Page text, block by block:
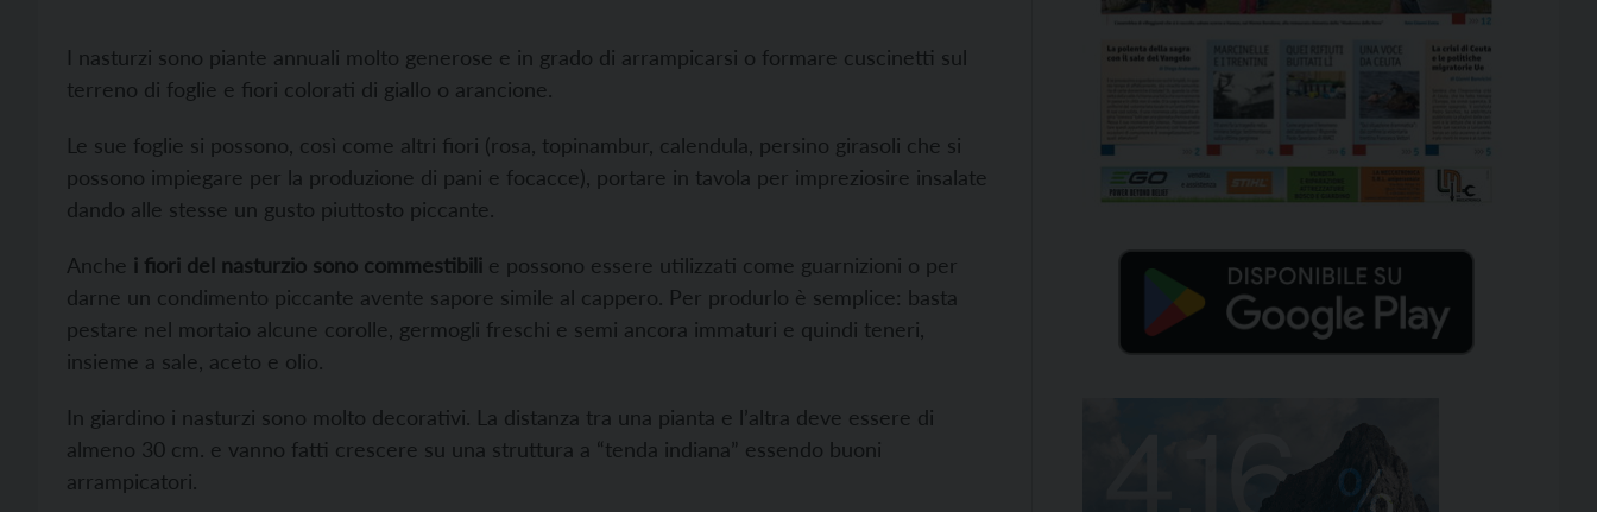
I nasturzi sono piante annuali molto generose e in grado di arrampicarsi o formare cuscinetti sul
terreno di foglie e fiori colorati di giallo o arancione.
Le sue foglie si possono, così come altri fiori (rosa, topinambur, calendula, persino girasoli che si
possono impiegare per la produzione di pani e focacce), portare in tavola per impreziosire insalate
dando alle stesse un gusto piuttosto piccante.
Anche i fiori del nasturzio sono commestibili e possono essere utilizzati come guarnizioni o per
darne un condimento piccante avente sapore simile al cappero. Per produrlo è semplice: basta
pestare nel mortaio alcune corolle, germogli freschi e semi ancora immaturi e quindi teneri,
insieme a sale, aceto e olio.
In giardino i nasturzi sono molto decorativi. La distanza tra una pianta e l’altra deve essere di
almeno 30 cm. e vanno fatti crescere su una struttura a “tenda indiana” essendo buoni
arrampicatori.